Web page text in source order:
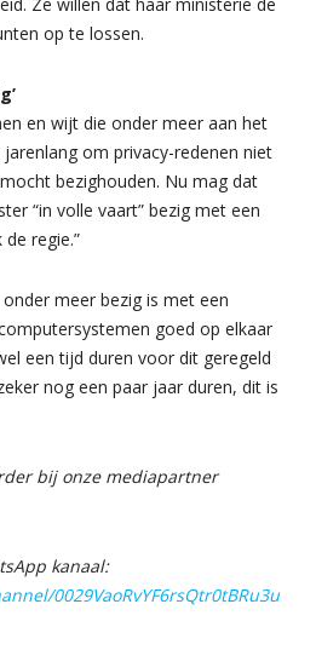
Ze willen dat haar ministerie de
op te lossen.
en wijt die onder meer aan het
om privacy-redenen niet
bezighouden. Nu mag dat
“in volle vaart” bezig met een
regie.”
meer bezig is met een
goed op elkaar
een tijd duren voor dit geregeld
nog een paar jaar duren, dit is
bij onze mediapartner
kanaal:
0029VaoRvYF6rsQtr0tBRu3u